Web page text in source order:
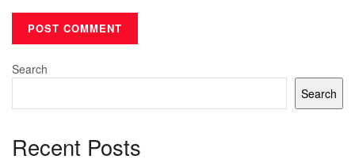
Search
Search
Recent Posts